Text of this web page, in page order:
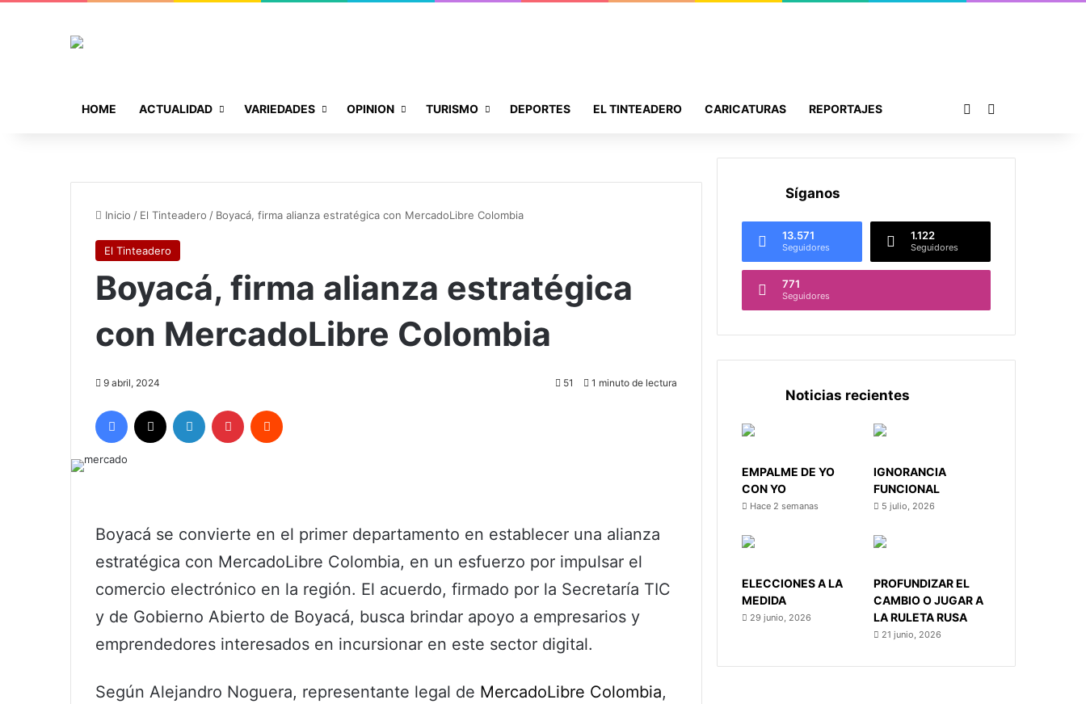
HOME ACTUALIDAD VARIEDADES OPINION TURISMO DEPORTES EL TINTEADERO CARICATURAS REPORTAJES Publicación al azar
Inicio / El Tinteadero / Boyacá, firma alianza estratégica con MercadoLibre Colombia
El Tinteadero
Boyacá, firma alianza estratégica
con MercadoLibre Colombia
9 abril, 2024 51 1 minuto de lectura
Facebook LinkedIn Pinterest
Boyacá se convierte en el primer departamento en establecer una alianza
estratégica con MercadoLibre Colombia, en un esfuerzo por impulsar el
comercio electrónico en la región. El acuerdo, firmado por la Secretaría TIC
y de Gobierno Abierto de Boyacá, busca brindar apoyo a empresarios y
emprendedores interesados en incursionar en este sector digital.
Según Alejandro Noguera, representante legal de MercadoLibre Colombia,
Síganos
13.571
Seguidores
1.122
Seguidores
771
Seguidores
Noticias recientes
EMPALME DE YO
CON YO
Hace 2 semanas
IGNORANCIA
FUNCIONAL
5 julio, 2026
ELECCIONES A LA
MEDIDA
29 junio, 2026
PROFUNDIZAR EL
CAMBIO O JUGAR A
LA RULETA RUSA
21 junio, 2026